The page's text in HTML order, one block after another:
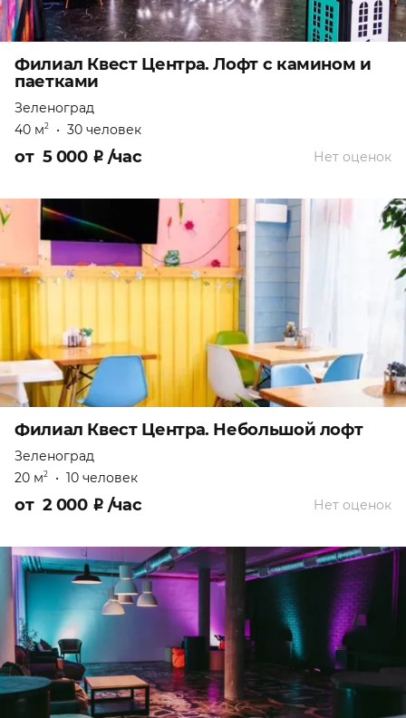
Филиал Квест Центра. Лофт с камином и
паетками
Зеленоград
40 м2 • 30 человек
Нет оценок
от 5 000 ₽ /час
Филиал Квест Центра. Небольшой лофт
Зеленоград
20 м2 • 10 человек
Нет оценок
от 2 000 ₽ /час